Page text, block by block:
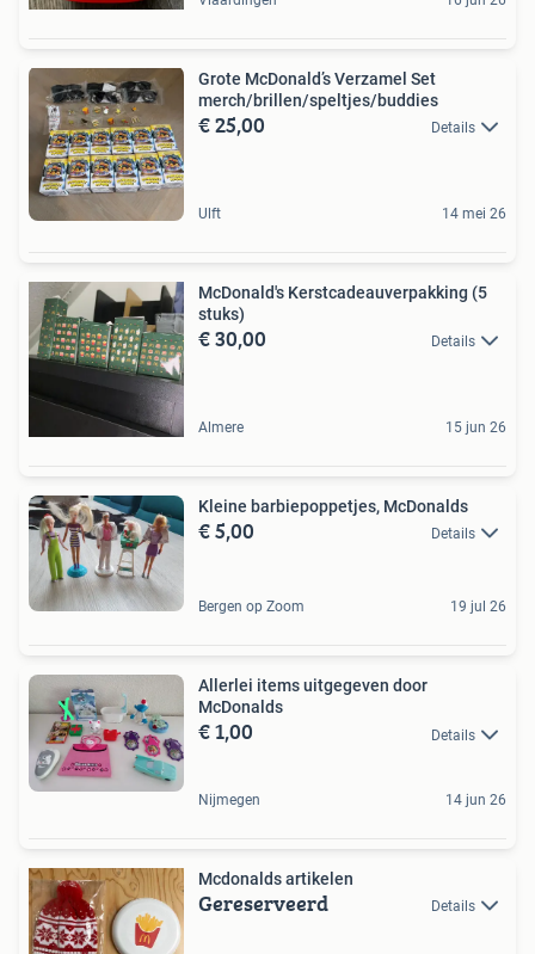
Grote McDonald’s Verzamel Set
merch/brillen/speltjes/buddies
€ 25,00 Details
Ulft 14 mei 26
McDonald's Kerstcadeauverpakking (5
stuks)
€ 30,00 Details
Almere 15 jun 26
Kleine barbiepoppetjes, McDonalds
€ 5,00 Details
Bergen op Zoom 19 jul 26
Allerlei items uitgegeven door
McDonalds
€ 1,00 Details
Nijmegen 14 jun 26
Mcdonalds artikelen
Gereserveerd Details